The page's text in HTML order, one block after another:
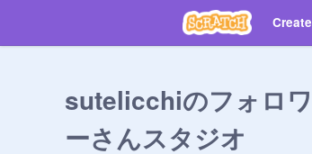
Create
sutelicchiのフォロワ
ーさんスタジオ